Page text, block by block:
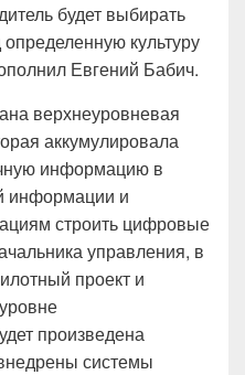
будет выбирать
культуру
Евгений Бабич.
верхнеуровневая
аккумулировала
информацию в
информации и
строить цифровые
управления, в
проект и
произведена
системы